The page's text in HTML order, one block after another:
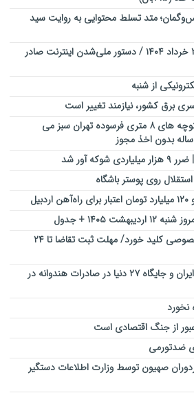
متد تسلط محتوایی به روایت سید
آغاز حمله سایبری امروز ۲۷ خرداد ۱۴۰۴ / دستور ملی‌شدن اینترنت صادر
از شنبه
برق کشور، نیازمند تغییر است
ساختمان های ۷ طبقه درکوچه های ۸ متری فرسوده تهران سبز می
آور شد
روی پوستر باشگاه
۱۴۰۵ + جدول
واگذاری سایپا به بخش خصوصی کلید خورد/ مهلت ثبت تقاضا تا ۲۴
محدودیت‌های منابع آبی ایران و جایگاه ۲۷ دنیا در صادرات هندوانه در
از جنگ اقتصادی است
ضدتورمی
صهیون توسط وزارت اطلاعات دستگیر